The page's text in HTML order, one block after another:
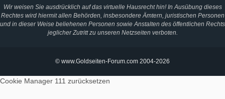
Wir weisen Sie ausdrücklich auf das virtuelle Hausrecht hin! In Ausübung dieses
Rechtes wird hiermit allen Behörden, insbesondere Ämtern, juristischen Personen
und in dieser Weise beliehenen Personen sowie Anstalten des öffentlichen Rechts
jeglicher Zutritt zu unseren Netzseiten verboten.
© www.Goldseiten-Forum.com 2004-2026
Cookie Manager 111 zurücksetzen